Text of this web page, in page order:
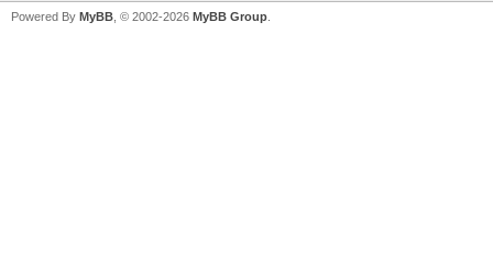
Powered By MyBB , © 2002-2026 MyBB Group